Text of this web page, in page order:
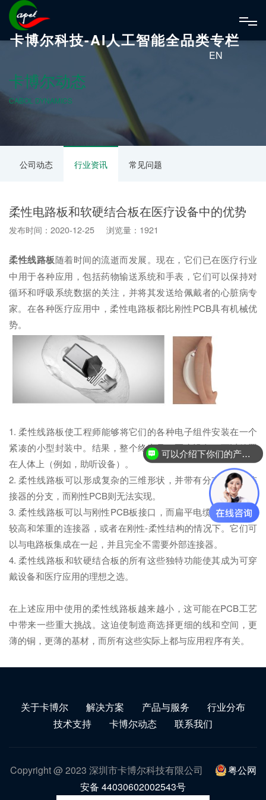
卡博尔科技-AI人工智能全品类专栏
EN
卡博尔动态
CABOL DYNAMICS
公司动态 行业资讯 常见问题
柔性电路板和软硬结合板在医疗设备中的优势
发布时间：2020-12-25 浏览量：1921
柔性线路板随着时间的流逝而发展。现在，它们已在医疗行业
中用于各种应用，包括药物输送系统和手表，它们可以保持对
循环和呼吸系统数据的关注，并将其发送给佩戴者的心脏病专
家。在各种医疗应用中，柔性电路板都比刚性PCB具有机械优
势。
1. 柔性线路板使工程师能够将它们的各种电子组件安装在一个
紧凑的小型封装中。结果，整个终产品（医疗设备）可以放置
在人体上（例如，助听设备）。
2. 柔性线路板可以形成复杂的三维形状，并带有分支到多个连
接器的分支，而刚性PCB则无法实现。
3. 柔性线路板可以与刚性PCB板接口，而扁平电缆不需要相对
较高和笨重的连接器，或者在刚性-柔性结构的情况下。它们可
以与电路板集成在一起，并且完全不需要外部连接器。
4. 柔性线路板和软硬结合板的所有这些独特功能使其成为可穿
戴设备和医疗应用的理想之选。
在上述应用中使用的柔性线路板越来越小，这可能在PCB工艺
中带来一些重大挑战。这迫使制造商选择更细的线和空间，更
薄的铜，更薄的基材，而所有这些实际上都与应用程序有关。
关于卡博尔 解决方案 产品与服务
行业分布
技术支持
卡博尔动态 联系我们
Copyright @ 2023 深圳市卡博尔科技有限公司
粤公网
安备 44030602002543号
可以介绍下你们的产品么？